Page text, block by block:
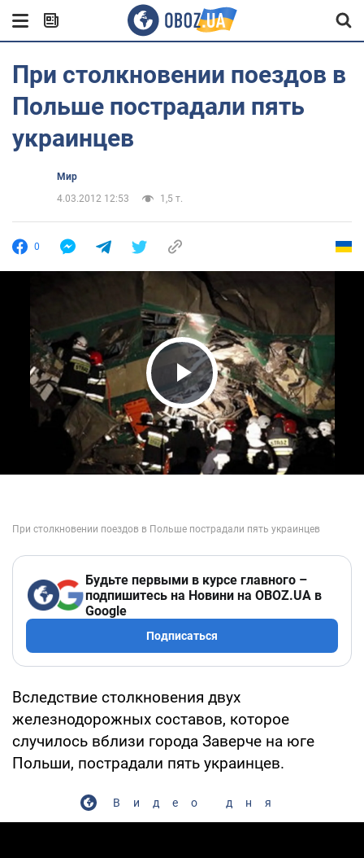
При столкновении поездов в
Польше пострадали пять
украинцев
Мир
4.03.2012 12:53
1,5 т.
0
Play Video
Будьте первыми в курсе главного –
подпишитесь на Новини на OBOZ.UA в
Google
Подписаться
Вследствие столкновения двух
железнодорожных составов, которое
случилось вблизи города Заверче на юге
Польши, пострадали пять украинцев.
Видео дня